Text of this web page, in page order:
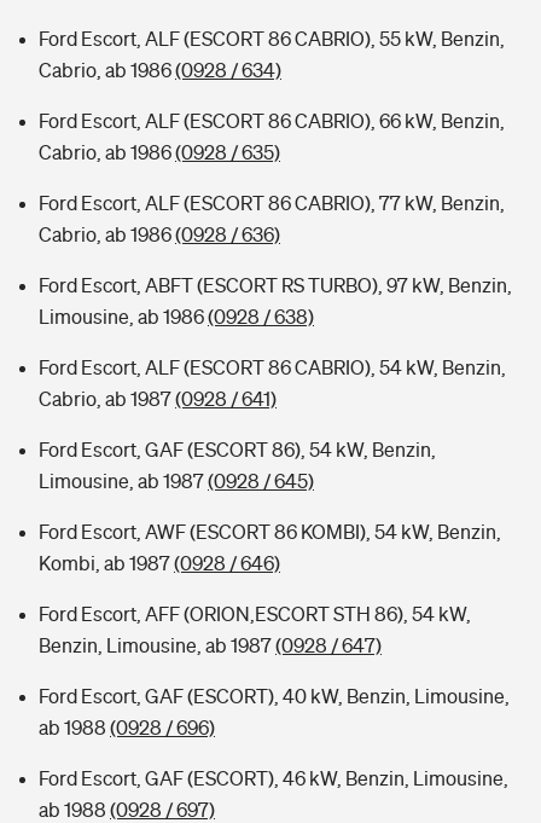
Ford Escort, ALF (ESCORT 86 CABRIO), 55 kW, Benzin,
Cabrio, ab 1986(0928 / 634)
Ford Escort, ALF (ESCORT 86 CABRIO), 66 kW, Benzin,
Cabrio, ab 1986(0928 / 635)
Ford Escort, ALF (ESCORT 86 CABRIO), 77 kW, Benzin,
Cabrio, ab 1986(0928 / 636)
Ford Escort, ABFT (ESCORT RS TURBO), 97 kW, Benzin,
Limousine, ab 1986(0928 / 638)
Ford Escort, ALF (ESCORT 86 CABRIO), 54 kW, Benzin,
Cabrio, ab 1987(0928 / 641)
Ford Escort, GAF (ESCORT 86), 54 kW, Benzin,
Limousine, ab 1987(0928 / 645)
Ford Escort, AWF (ESCORT 86 KOMBI), 54 kW, Benzin,
Kombi, ab 1987(0928 / 646)
Ford Escort, AFF (ORION,ESCORT STH 86), 54 kW,
Benzin, Limousine, ab 1987(0928 / 647)
Ford Escort, GAF (ESCORT), 40 kW, Benzin, Limousine,
ab 1988 (0928 / 696)
Ford Escort, GAF (ESCORT), 46 kW, Benzin, Limousine,
ab 1988 (0928 / 697)